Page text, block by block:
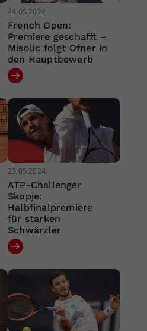
24.05.2024
French Open:
Premiere geschafft –
Misolic folgt Ofner in
den Hauptbewerb
23.05.2024
ATP-Challenger
Skopje:
Halbfinalpremiere
für starken
Schwärzler